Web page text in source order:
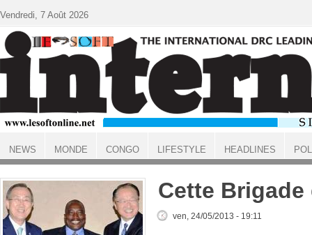
ACCUEIL
Cette Brigade
ven, 24/05/2013 - 19:11
Vendredi, 7 Août 2026
NEWS MONDE CONGO LIFESTYLE HEADLINES